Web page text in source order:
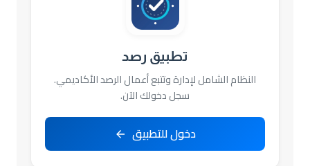
تطبيق رصد
النظام الشامل لإدارة وتتبع أعمال الرصد الأكاديمي.
سجل دخولك الآن.
دخول للتطبيق